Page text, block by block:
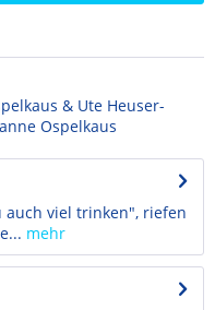
& Ute Heuser-
Ospelkaus
auch viel trinken", riefen
mehr